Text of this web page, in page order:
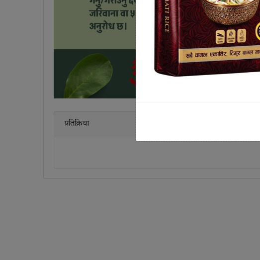
प्रतिक्रिया